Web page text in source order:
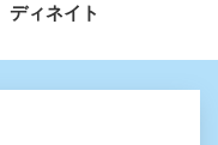
ディネイト